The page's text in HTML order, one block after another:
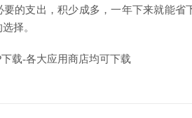
要的支出，积少成多，一年下来就能
择。